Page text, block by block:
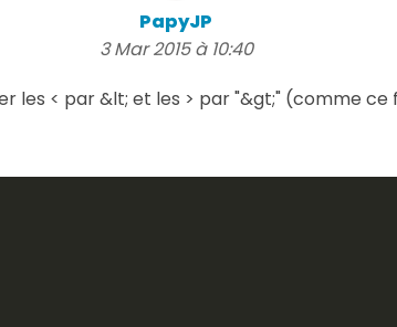
PapyJP
3 Mar 2015 à 10:40
les < par &lt; et les > par "&gt;" (comme